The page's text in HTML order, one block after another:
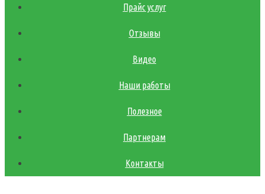
Прайс услуг
Отзывы
Видео
Наши работы
Полезное
Партнерам
Контакты